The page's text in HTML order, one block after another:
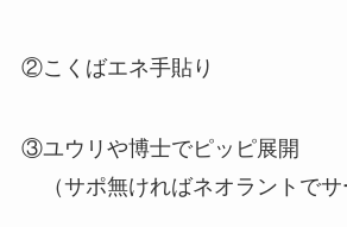
②こくばエネ手貼り
③ユウリや博士でピッピ展開
（サポ無ければネオラントでサ